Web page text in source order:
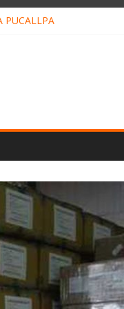
PUCALLPA